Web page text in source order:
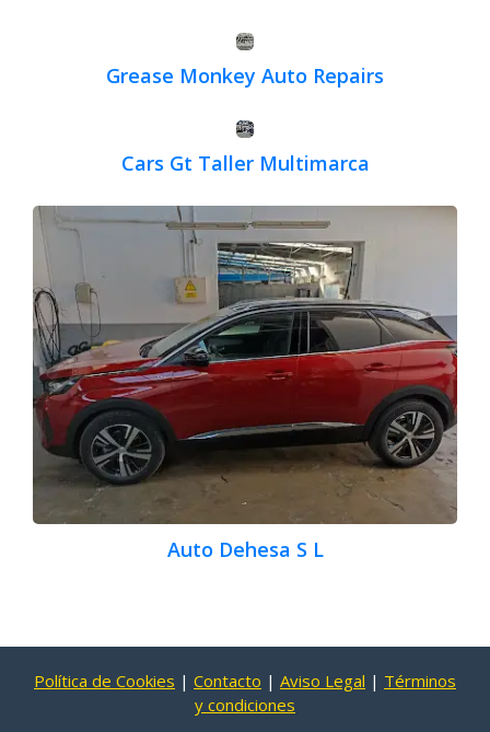
Grease Monkey Auto Repairs
Cars Gt Taller Multimarca
Auto Dehesa S L
Política de Cookies | Contacto | Aviso Legal | Términos
y condiciones